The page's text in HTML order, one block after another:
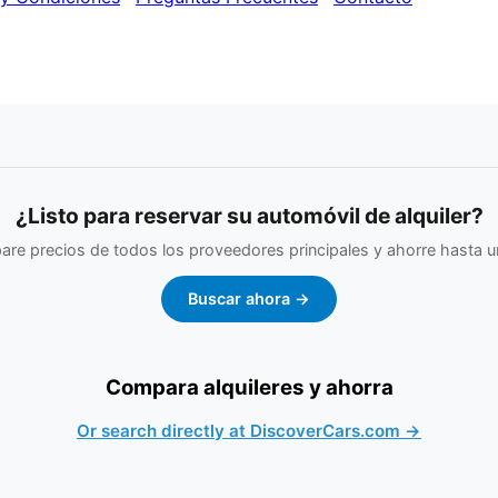
¿Listo para reservar su automóvil de alquiler?
precios de todos los proveedores principales y ahorre hasta
Buscar ahora →
Compara alquileres y ahorra
Or search directly at DiscoverCars.com →